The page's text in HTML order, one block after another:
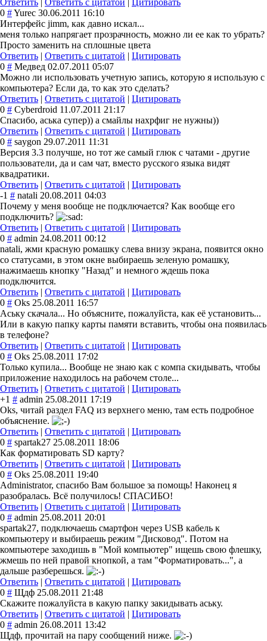
0 #Yurec 30.06.2011 16:10
Интерфейс jimm, как давно искал...
меня только напрягает прозрачность, можно ли ее как то убрать?
Просто заменить на сплошные цвета
Ответить | Ответить с цитатой | Цитировать
0 # Медвед 02.07.2011 05:07
Можно ли использовать учетную запись, которую я использую с
компьютера? Если да, то как это сделать?
Ответить | Ответить с цитатой | Цитировать
0 # Cyberdroid 11.07.2011 21:17
Спасибо, аська супер)) а смайлы нахрфиг не нужны))
Ответить | Ответить с цитатой | Цитировать
0 # saygon 29.07.2011 11:31
Версия 3.3 получше, но тот же самый глюк с чатами - другие
пользователи, да и сам чат, вместо русского языка видят
квадратики.
Ответить | Ответить с цитатой | Цитировать
-1 # natali 20.08.2011 04:03
Почему у меня вообще не подключается? Как вообще его
подключить?
Ответить | Ответить с цитатой | Цитировать
0 # admin 24.08.2011 00:12
natali, жми красную ромашку слева внизу экрана, появится окно
со статусами, в этом окне выбираешь зеленую ромашку,
нажимаешь кнопку "Назад" и немного ждешь пока
подключится.
Ответить | Ответить с цитатой | Цитировать
0 # Oks 25.08.2011 16:57
Аську скачала... Но объясните, пожалуйста, как её установить...
Или в какую папку карты памяти вставить, чтобы она появилась
в телефоне?
Ответить | Ответить с цитатой | Цитировать
0 # Oks 25.08.2011 17:02
Только купила... Вообще не знаю как с компа скидывать, чтобы
приложение находилось на рабочем столе...
Ответить | Ответить с цитатой | Цитировать
+1 # admin 25.08.2011 17:19
Oks, читай раздел FAQ из верхнего меню, там есть подробное
объяснение.
Ответить | Ответить с цитатой | Цитировать
0 # spartak27 25.08.2011 18:06
Как форматировать SD карту?
Ответить | Ответить с цитатой | Цитировать
0 # Oks 25.08.2011 19:40
Administrator, спасибо Вам большое за помощь! Наконец я
разобралась. Всё получилось! СПАСИБО!
Ответить | Ответить с цитатой | Цитировать
0 # admin 25.08.2011 20:01
spartak27, подключаешь смартфон через USB кабель к
компьютеру и выбираешь режим "Дисковод". Потом на
компьютере заходишь в "Мой компьютер" ищешь свою флешку,
жмешь по ней правой кнопкой, а там "Форматировать...", а
дальше разберешься.
Ответить | Ответить с цитатой | Цитировать
0 # Щдф 25.08.2011 21:48
Скажите пожалуйста в какую папку закидывать аську.
Ответить | Ответить с цитатой | Цитировать
0 # admin 26.08.2011 13:42
Щдф, прочитай на пару сообщений ниже.